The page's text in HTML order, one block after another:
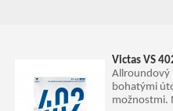
Victas VS
Allroundový
bohatými
možnostmi.